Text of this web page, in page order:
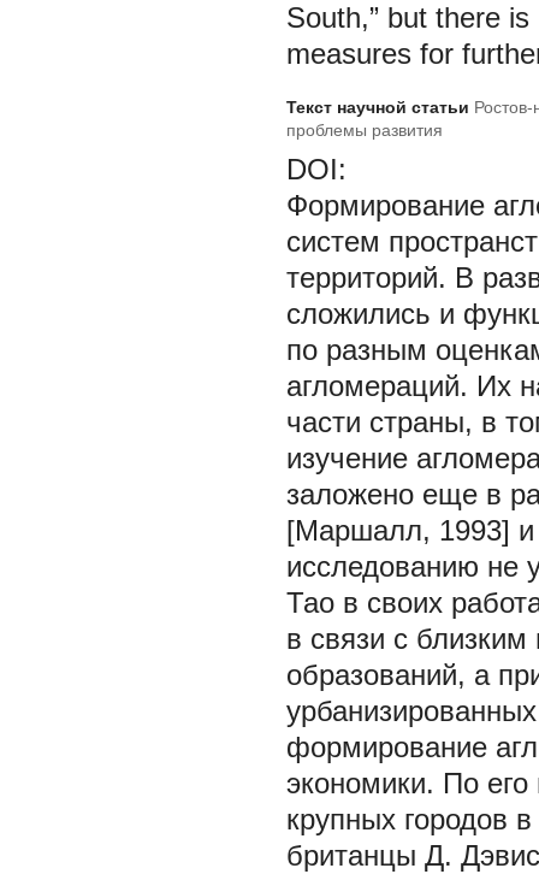
South,” but there
measures for
Текст научной статьи
проблемы развития
DOI:
Формирование
систем
территорий. В
сложились и
по разным
агломераций. Их
части страны, в
изучение
заложено еще в
[Маршалл, 1993] и
исследованию не
Тао в своих
в связи с
образований, а
формирование
экономики. По
крупных городов
британцы Д.